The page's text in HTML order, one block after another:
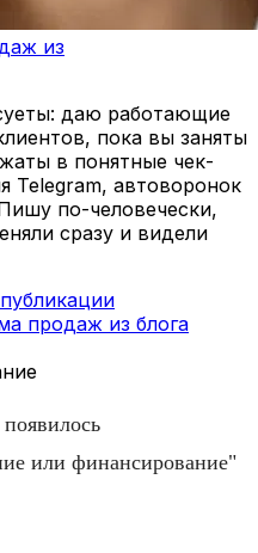
из
даю работающие
пока вы заняты
в понятные чек-
Telegram, автоворонок
по-человечески,
сразу и видели
продаж из блога
или финансирование"